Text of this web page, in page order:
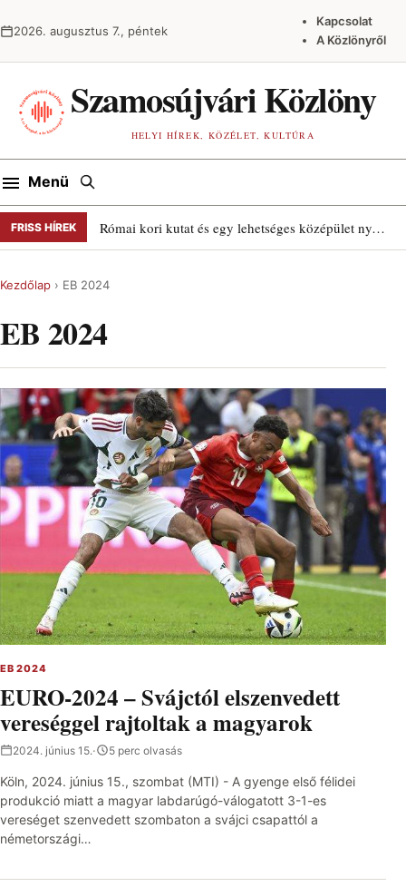
2026. augusztus 7., péntek
Kapcsolat
A Közlönyről
Szamosújvári Közlöny
HELYI HÍREK, KÖZÉLET, KULTÚRA
Menü Keresés
FRISS HÍREK Római kori kutat és egy lehetséges középület nyomait találták Szamosújváron
Kezdőlap › EB 2024
EB 2024
EB 2024
EURO-2024 – Svájctól elszenvedett
vereséggel rajtoltak a magyarok
2024. június 15.· 5 perc olvasás
Köln, 2024. június 15., szombat (MTI) - A gyenge első félidei
produkció miatt a magyar labdarúgó-válogatott 3-1-es
vereséget szenvedett szombaton a svájci csapattól a
németországi…